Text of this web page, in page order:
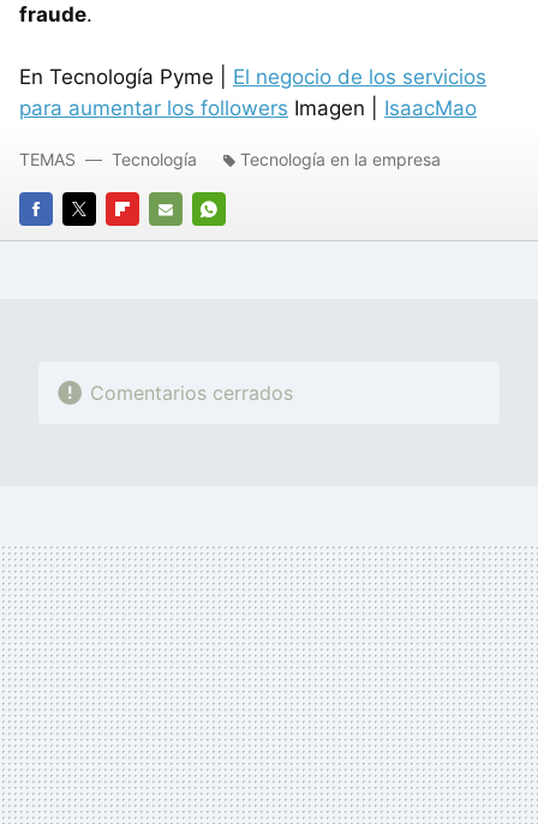
fraude.
En Tecnología Pyme | El negocio de los servicios
para aumentar los followers Imagen | IsaacMao
FACEBOOK
TWITTERFLIPBOARD
E-
WHATSAPP
TEMAS Tecnología Tecnología en la empresa
Comentarios cerrados